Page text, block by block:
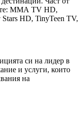
ММА TV HD,
HD, TinyTeen TV,
си на лидер в
и услуги, които
на